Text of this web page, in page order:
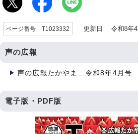
ページ番号 T1023332 更新日 令和8年4
声の広報
声の広報たかやま 令和8年4月号
電子版・PDF版